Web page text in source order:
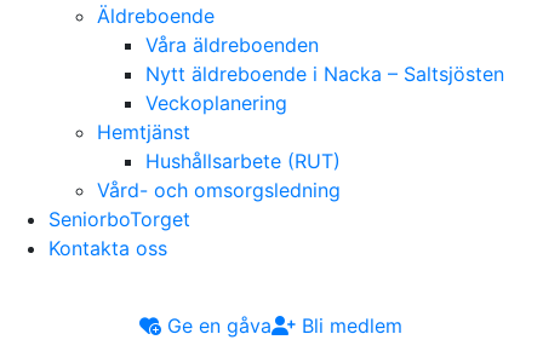
Äldreboende
Våra äldreboenden
Nytt äldreboende i Nacka – Saltsjösten
Veckoplanering
Hemtjänst
Hushållsarbete (RUT)
Vård- och omsorgsledning
SeniorboTorget
Kontakta oss
Ge en gåva
Bli medlem